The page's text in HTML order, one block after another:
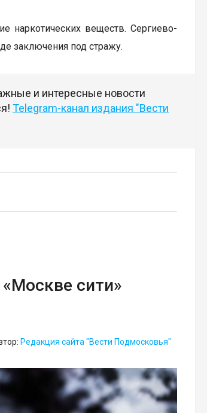
наркотических веществ. Сергиево-
заключения под стражу.
и интересные новости
Telegram-канал издания "Вести
сити»
Редакция сайта "Вести Подмосковья"